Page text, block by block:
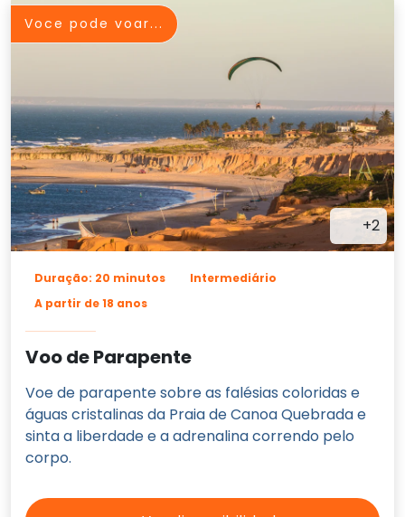
Voce pode voar...
+2
Duração: 20 minutos
Intermediário
A partir de 18 anos
Voo de Parapente
Voe de parapente sobre as falésias coloridas e
águas cristalinas da Praia de Canoa Quebrada e
sinta a liberdade e a adrenalina correndo pelo
corpo.